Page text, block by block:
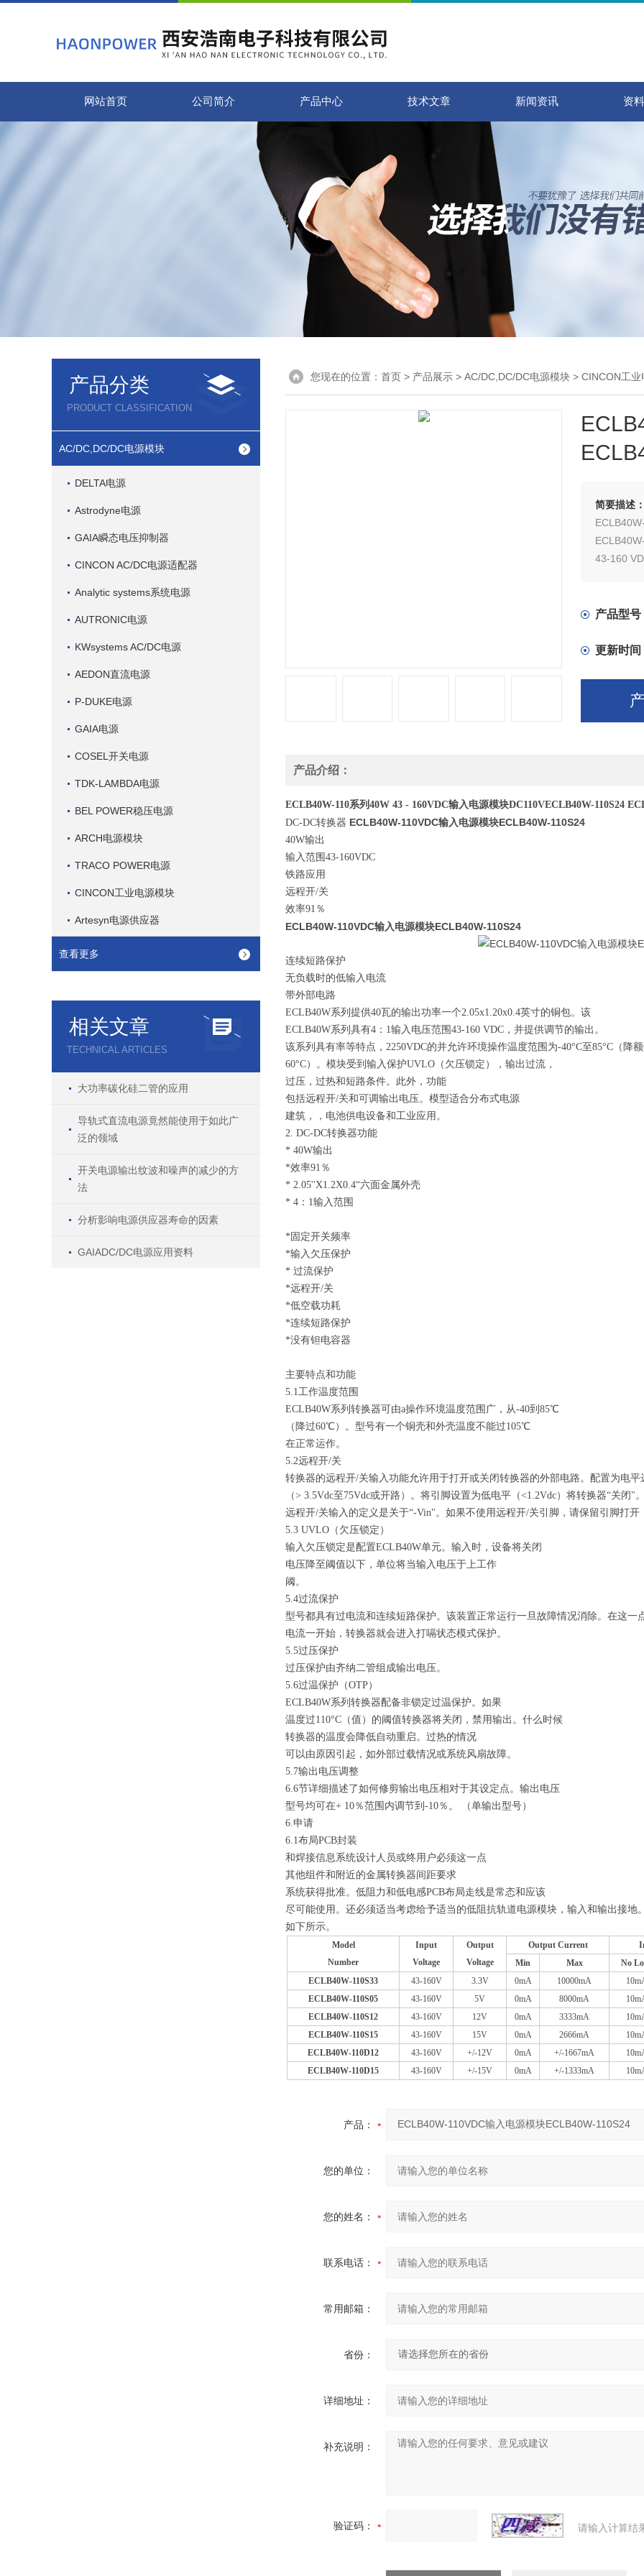
网站首页 公司简介 产品中心 技术文章 新闻资讯 资
产品分类
PRODUCT CLASSIFICATION
AC/DC,DC/DC电源模块
DELTA电源
Astrodyne电源
GAIA瞬态电压抑制器
CINCON AC/DC电源适配器
Analytic systems系统电源
AUTRONIC电源
KWsystems AC/DC电源
AEDON直流电源
P-DUKE电源
GAIA电源
COSEL开关电源
TDK-LAMBDA电源
BEL POWER稳压电源
ARCH电源模块
TRACO POWER电源
CINCON工业电源模块
Artesyn电源供应器
查看更多
相关文章
TECHNICAL ARTICLES
大功率碳化硅二管的应用
导轨式直流电源竟然能使用于如此广
泛的领域
开关电源输出纹波和噪声的减少的方
法
分析影响电源供应器寿命的因素
GAIADC/DC电源应用资料
您现在的位置： 首页 > 产品展示 > AC/DC,DC/DC电源模块 > CINCON工业
简要描述：
43-160
温度范围
产品型号
更新时间
产品介绍：
ECLB40W-110系列40W 43 - 160VDC输入电源模块DC110VECLB40W-110S24
DC-DC转换器 ECLB40W-110VDC输入电源模块ECLB40W-110S24
40W输出
输入范围43-160VDC
铁路应用
远程开/关
效率91％
ECLB40W-110VDC输入电源模块ECLB40W-110S24
连续短路保护
无负载时的低输入电流
带外部电路
ECLB40W系列提供40瓦的输出功率一个2.05x1.20x0.4英寸的铜包。该
ECLB40W系列具有4：1输入电压范围 43-160 VDC，并提供调节的输出。
该系列具有率等特点， 2250VDC的并允许环境操作温度范围为-40°C至85°C（降
60°C）。模块受到输入保护UVLO（欠压锁定），输出过流，
过压，过热和短路条件。此外，功能
包括远程开/关和可调输出电压。 模型适合分布式电源
建筑，，电池供电设备和工业应用。
2. DC-DC转换器功能
* 40W输出
*效率91％
* 2.05''X1.2X0.4“六面金属外壳
* 4：1输入范围
*固定开关频率
*输入欠压保护
* 过流保护
*远程开/关
*低空载功耗
*连续短路保护
*没有钽电容器
主要特点和功能
5.1工作温度范围
ECLB40W系列转换器可由a操作环境温度范围广，从-40到85℃
（降过60℃）。型号有一个铜壳和外壳温度不能过105℃
在正常运作。
5.2远程开/关
转换器的远程开/关输入功能允许用于打开或关闭转换器的外部电路。 配置为电平
（> 3.5Vdc至75Vdc或开路）。将引脚设置为低电平 （<1.2Vdc）将转换器“关闭"
远程开/关输入的定义是关于“-Vin"。如果不使用远程开/关引脚，请保留引脚打开
5.3 UVLO（欠压锁定）
输入欠压锁定是配置ECLB40W单元。输入时，设备将关闭
电压降至阈值以下，单位将当输入电压于上工作
阈。
5.4过流保护
型号都具有过电流和连续短路保护。该装置正常运行一旦故障情况消除。在这一
电流一开始，转换器就会进入打嗝状态模式保护。
5.5过压保护
过压保护由齐纳二管组成输出电压。
5.6过温保护（OTP）
ECLB40W系列转换器配备非锁定过温保护。如果
温度过110°C（值）的阈值转换器将关闭，禁用输出。什么时候
转换器的温度会降低自动重启。过热的情况
可以由原因引起，如外部过载情况或系统风扇故障。
5.7输出电压调整
6.6节详细描述了如何修剪输出 电压相对于其设定点。输出电压
型号均可在+ 10％范围内调节到-10％。 （单输出型号）
6.申请
6.1布局PCB封装
和焊接信息系统设计人员或终用户必须这一点
其他组件和附近的金属转换器间距要求
系统获得批准。低阻力和低电感PCB布局走线是常态和应该
尽可能使用。还必须适当考虑给予适当的低阻抗轨道电源模块，输入和输出接地
如下所示。
Model
Number
Input
Voltage
Output
Voltage
Output Current
Min
Max No
ECLB40W-110S33
43-160V 3.3V 0mA 10000mA
ECLB40W-110S05
43-160V 5V 0mA 8000mA
ECLB40W-110S12
43-160V 12V 0mA 3333mA
ECLB40W-110S15
43-160V 15V 0mA 2666mA
ECLB40W-110D12
43-160V +/-12V 0mA +/-1667mA
ECLB40W-110D15
43-160V +/-15V 0mA +/-1333mA
产品：
您的单位：
您的姓名：
联系电话：
常用邮箱：
省份：
详细地址：
补充说明：
验证码： 请输入计算结